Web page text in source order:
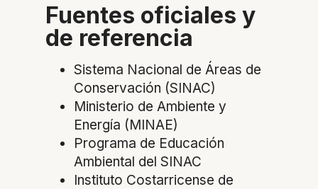
Fuentes oficiales y
de referencia
Sistema Nacional de Áreas de
Conservación (SINAC)
Ministerio de Ambiente y
Energía (MINAE)
Programa de Educación
Ambiental del SINAC
Instituto Costarricense de